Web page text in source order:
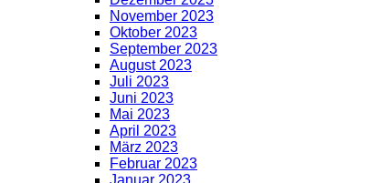
November 2023
Oktober 2023
September 2023
August 2023
Juli 2023
Juni 2023
Mai 2023
April 2023
März 2023
Februar 2023
Januar 2023